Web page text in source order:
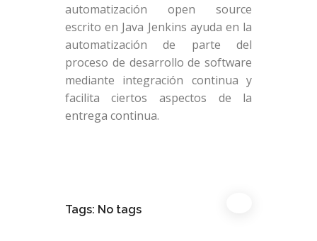
automatización open source
escrito en Java Jenkins ayuda en la
automatización de parte del
proceso de desarrollo de software
mediante integración continua y
facilita ciertos aspectos de la
entrega continua.
Tags: No tags